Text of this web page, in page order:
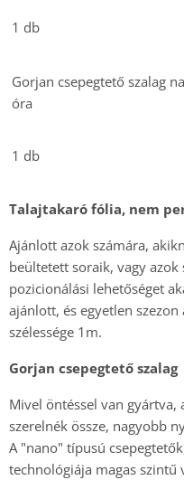
1 db
Gorjan csepegtető szalag
óra
1 db
Talajtakaró fólia, nem
Ajánlott azok számára,
beültetett soraik, vagy
pozicionálási lehetőséget
ajánlott, és egyetlen
szélessége 1m.
Gorjan csepegtető szalag
Mivel öntéssel van gyártva,
szerelnék össze, nagyobb
A "nano" típusú
technológiája magas